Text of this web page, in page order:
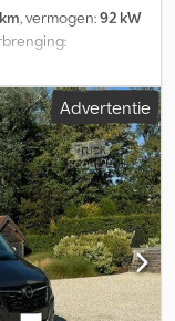
, vermogen:92 kW
6, totale
, totale hoogte:2.307
elektronisch
Meer dan 400
Een
dan 1.000
Aantrekkelijke
eenvoudig
Advertentie